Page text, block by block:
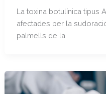
La toxina botulínica tipus
afectades per la
palmells de la